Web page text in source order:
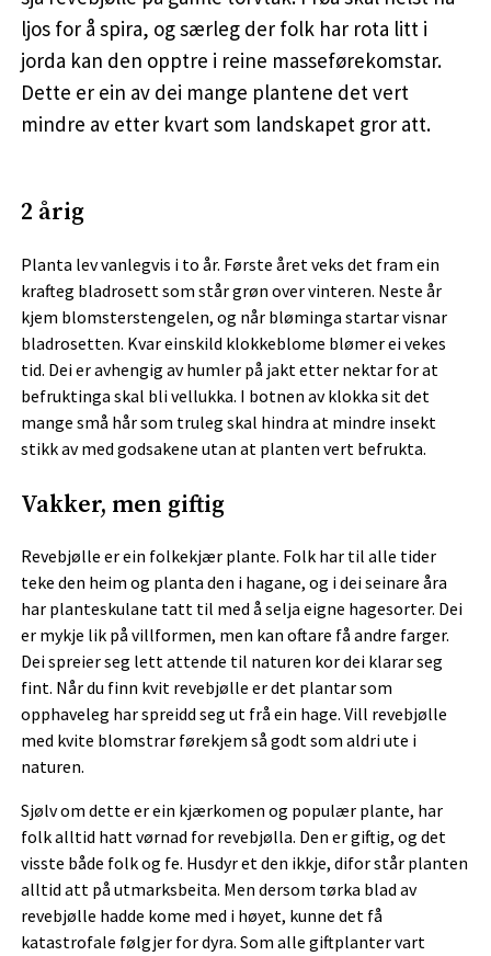
ljos for å spira, og særleg der folk har rota litt i
jorda kan den opptre i reine masseførekomstar.
Dette er ein av dei mange plantene det vert
mindre av etter kvart som landskapet gror att.
2 årig
Planta lev vanlegvis i to år. Første året veks det fram ein
krafteg bladrosett som står grøn over vinteren. Neste år
kjem blomsterstengelen, og når bløminga startar visnar
bladrosetten. Kvar einskild klokkeblome blømer ei vekes
tid. Dei er avhengig av humler på jakt etter nektar for at
befruktinga skal bli vellukka. I botnen av klokka sit det
mange små hår som truleg skal hindra at mindre insekt
stikk av med godsakene utan at planten vert befrukta.
Vakker, men giftig
Revebjølle er ein folkekjær plante. Folk har til alle tider
teke den heim og planta den i hagane, og i dei seinare åra
har planteskulane tatt til med å selja eigne hagesorter. Dei
er mykje lik på villformen, men kan oftare få andre farger.
Dei spreier seg lett attende til naturen kor dei klarar seg
fint. Når du finn kvit revebjølle er det plantar som
opphaveleg har spreidd seg ut frå ein hage. Vill revebjølle
med kvite blomstrar førekjem så godt som aldri ute i
naturen.
Sjølv om dette er ein kjærkomen og populær plante, har
folk alltid hatt vørnad for revebjølla. Den er giftig, og det
visste både folk og fe. Husdyr et den ikkje, difor står planten
alltid att på utmarksbeita. Men dersom tørka blad av
revebjølle hadde kome med i høyet, kunne det få
katastrofale følgjer for dyra. Som alle giftplanter vart